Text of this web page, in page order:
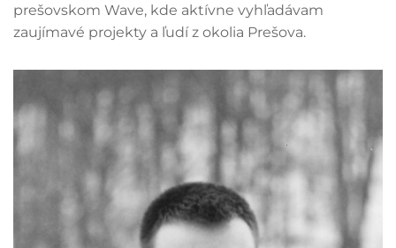
prešovskom Wave, kde aktívne vyhľadávam
zaujímavé projekty a ľudí z okolia Prešova.